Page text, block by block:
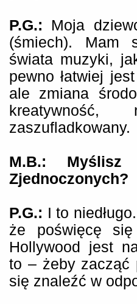
P.G.: Moja
(śmiech). Mam
świata muzyki,
pewno łatwiej
ale zmiana
zaszufladkowany.
M.B.:
Zjednoczonych?
P.G.: I to
że poświęcę
Hollywood jest
to – żeby zacząć
się znaleźć w